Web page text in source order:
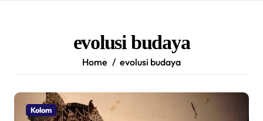
evolusi budaya
Home evolusi budaya
Kolom